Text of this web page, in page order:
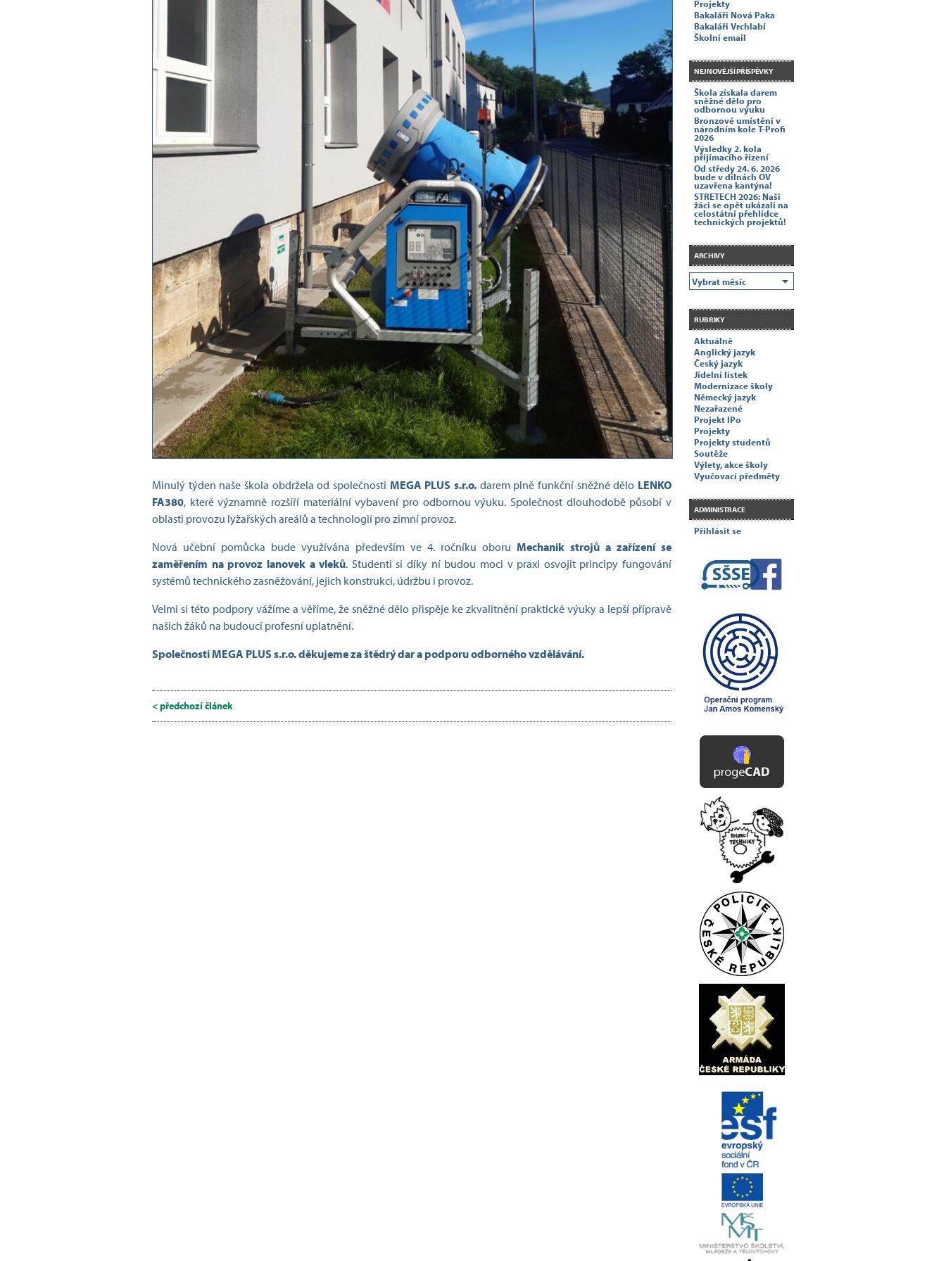
Minulý týden naše škola obdržela od společnosti MEGA PLUS s.r.o. darem plně funkční sněžné dělo LENKO
FA380, které významně rozšíří materiální vybavení pro odbornou výuku. Společnost dlouhodobě působí v
oblasti provozu lyžařských areálů a technologií pro zimní provoz.
Nová učební pomůcka bude využívána především ve 4. ročníku oboru Mechanik strojů a zařízení se
zaměřením na provoz lanovek a vleků. Studenti si díky ní budou moci v praxi osvojit principy fungování
systémů technického zasněžování, jejich konstrukci, údržbu i provoz.
Velmi si této podpory vážíme a věříme, že sněžné dělo přispěje ke zkvalitnění praktické výuky a lepší přípravě
našich žáků na budoucí profesní uplatnění.
Společnosti MEGA PLUS s.r.o. děkujeme za štědrý dar a podporu odborného vzdělávání.
< předchozí článek
Projekty
Bakaláři Nová Paka
Bakaláři Vrchlabí
Školní email
NEJNOVĚJŠÍ PŘÍSPĚVKY
Škola získala darem
sněžné dělo pro
odbornou výuku
Bronzové umístění v
národním kole T-Profi
2026
Výsledky 2. kola
přijímacího řízení
Od středy 24. 6. 2026
bude v dílnách OV
uzavřena kantýna!
STRETECH 2026: Naši
žáci se opět ukázali na
celostátní přehlídce
technických projektů!
ARCHIVY
RUBRIKY
Aktuálně
Anglický jazyk
Český jazyk
Jídelní lístek
Modernizace školy
Německý jazyk
Nezařazené
Projekt IPo
Projekty
Projekty studentů
Soutěže
Výlety, akce školy
Vyučovací předměty
ADMINISTRACE
Přihlásit se